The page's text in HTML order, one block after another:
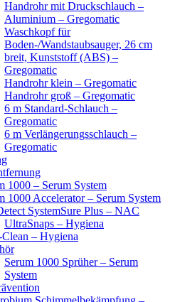
Handrohr mit Druckschlauch –
Aluminium – Gregomatic
Waschkopf für
Boden-/Wandstaubsauger, 26 cm
breit, Kunststoff (ABS) –
Gregomatic
Handrohr klein – Gregomatic
Handrohr groß – Gregomatic
6 m Standard-Schlauch –
Gregomatic
6 m Verlängerungsschlauch –
Gregomatic
1000 – Serum System
1000 Accelerator – Serum System
SystemSure Plus – NAC
UltraSnaps – Hygiena
– Hygiena
Serum 1000 Sprüher – Serum
System